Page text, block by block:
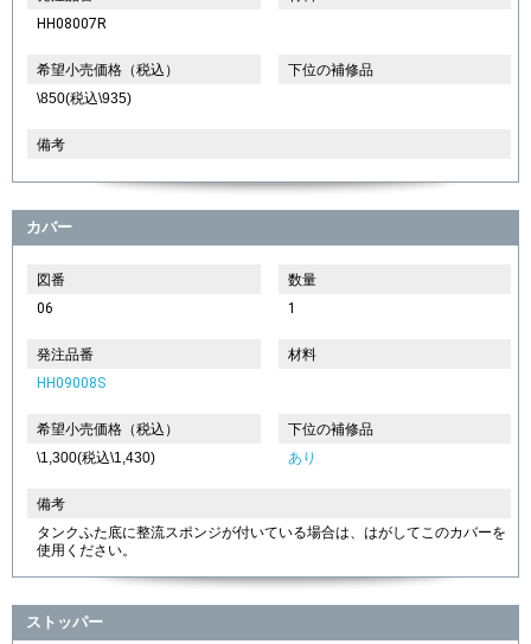
HH08007R
希望小売価格（税込）
\850(税込\935)
下位の補修品
備考
カバー
図番
06
数量
1
発注品番
HH09008S
材料
希望小売価格（税込）
\1,300(税込\1,430)
下位の補修品
あり
備考
タンクふた底に整流スポンジが付いている場合は、はがしてこのカバーを
使用ください。
ストッパー